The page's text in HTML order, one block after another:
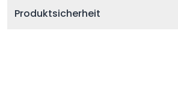
Produktsicherheit